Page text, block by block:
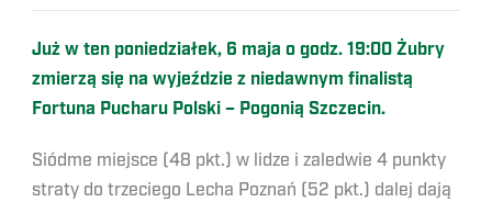
Już w ten poniedziałek, 6 maja o godz. 19:00 Żubry
zmierzą się na wyjeździe z niedawnym finalistą
Fortuna Pucharu Polski – Pogonią Szczecin.
Siódme miejsce (48 pkt.) w lidze i zaledwie 4 punkty
straty do trzeciego Lecha Poznań (52 pkt.) dalej dają